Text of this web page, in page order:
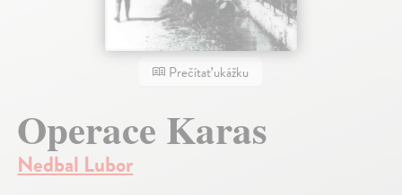
Prečítať ukážku
Operace Karas
Nedbal Lubor